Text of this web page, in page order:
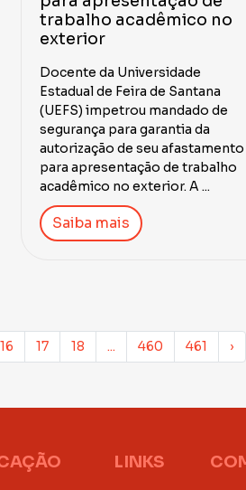
trabalho acadêmico no
exterior
Docente da Universidade
Estadual de Feira de Santana
(UEFS) impetrou mandado de
segurança para garantia da
autorização de seu afastamento
para apresentação de trabalho
acadêmico no exterior. A ...
Saiba mais
16 17 18 ... 460 461 ›
LINKS